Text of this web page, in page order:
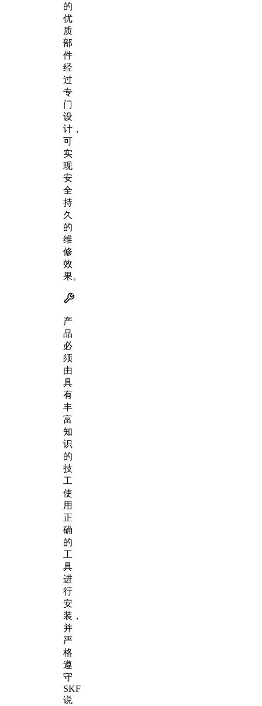
的
优
质
部
件
经
过
专
门
设
计，
可
实
现
安
全
持
久
的
维
修
效
果。
产
品
必
须
由
具
有
丰
富
知
识
的
技
工
使
用
正
确
的
工
具
进
行
安
装，
并
严
格
遵
守
SKF
说